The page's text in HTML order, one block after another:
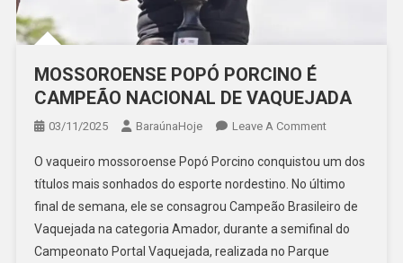
MOSSOROENSE POPÓ PORCINO É
CAMPEÃO NACIONAL DE VAQUEJADA
03/11/2025 BaraúnaHoje Leave A CommentOn
POPÓ
PORCINO
É
CAMPEÃO
NACIONAL
O vaqueiro mossoroense Popó Porcino conquistou um dos
títulos mais sonhados do esporte nordestino. No último
final de semana, ele se consagrou Campeão Brasileiro de
Vaquejada na categoria Amador, durante a semifinal do
Campeonato Portal Vaquejada, realizada no Parque